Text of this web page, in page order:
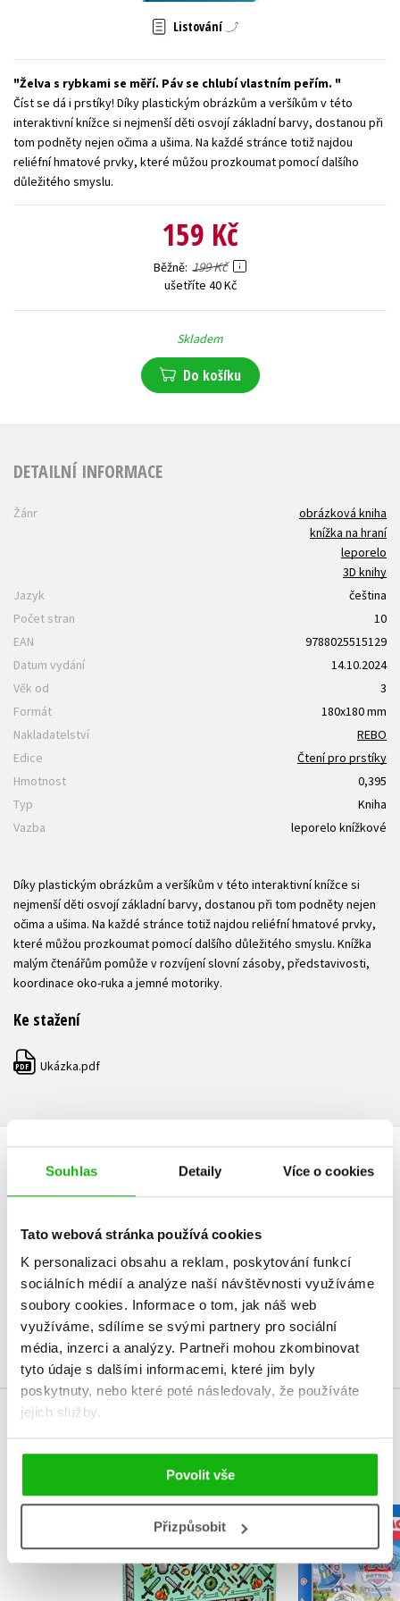
Souhlas Detaily Více o cookies
Tato webová stránka používá cookies
K personalizaci obsahu a reklam, poskytování funkcí
sociálních médií a analýze naší návštěvnosti využíváme
soubory cookies. Informace o tom, jak náš web
využíváme, sdílíme se svými partnery pro sociální
média, inzerci a analýzy. Partneři mohou zkombinovat
tyto údaje s dalšími informacemi, které jim byly
poskytnuty, nebo které poté následovaly, že používáte
jejich služby.
Povolit vše
Přizpůsobit
Zahraniční literatura
Listování
Želva s rybkami se měří. Páv se chlubí vlastním peřím.
Číst se dá i prstíky! Díky plastickým obrázkům a veršíkům v této
interaktivní knížce si nejmenší děti osvojí základní barvy, dostanou při
tom podněty nejen očima a ušima. Na každé stránce totiž najdou
reliéfní hmatové prvky, které můžou prozkoumat pomocí dalšího
důležitého smyslu.
159 Kč
Běžně 199 Kč
ušetříte 40 Kč
Skladem
Do košíku
DETAILNÍ INFORMACE
Žánr
obrázková kniha
knížka na hraní
leporelo
3D knihy
Jazyk
čeština
Počet stran
10
EAN
9788025515129
Datum vydání
14.10.2024
Věk od
3
Formát
180x180 mm
Nakladatelství
REBO
Edice
Čtení pro prstíky
Hmotnost
0,395
Typ
Kniha
Vazba
leporelo knížkové
Díky plastickým obrázkům a veršíkům v této interaktivní knížce si
nejmenší děti osvojí základní barvy, dostanou při tom podněty nejen
očima a ušima. Na každé stránce totiž najdou reliéfní hmatové prvky,
které můžou prozkoumat pomocí dalšího důležitého smyslu. Knížka
malým čtenářům pomůže v rozvíjení slovní zásoby, představivosti,
koordinace oko-ruka a jemné motoriky.
Ke stažení
PDF Ukázka.pdf
HODNOCENÍ ČTENÁŘŮ
Vaše hodnocení
Uživatelskou recenzi mohou vkládat pouze registrovaní uživatelé
Přihlásit
MOHLO BY VÁS TAKÉ ZAJÍMAT
Minecraft - Dárková
kolekce pro přežití
Kolektiv
Tlapková
Vybarvuj